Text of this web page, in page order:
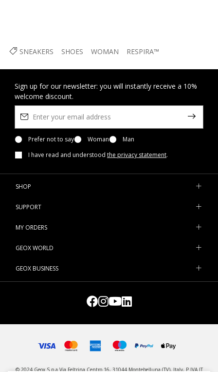
SNEAKERS SHOES WOMAN RESPIRA™
Sign up for our newsletter: you will instantly receive a 10%
welcome discount.
Prefer not to say Woman
Man
I have read and understood the privacy statement.
SHOP
SUPPORT
MY ORDERS
GEOX WORLD
GEOX BUSINESS
© 2024 Geox S.p.a Via Feltrina Centro 16, 31044 Montebelluna (TV), Italy, P.IVA IT